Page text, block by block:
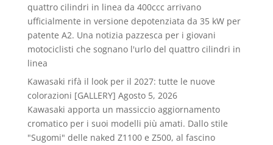
quattro cilindri in linea da 400ccc arrivano
ufficialmente in versione depotenziata da 35 kW per
patente A2. Una notizia pazzesca per i giovani
motociclisti che sognano l'urlo del quattro cilindri in
linea
Kawasaki rifà il look per il 2027: tutte le nuove
colorazioni [GALLERY] Agosto 5, 2026
Kawasaki apporta un massiccio aggiornamento
cromatico per i suoi modelli più amati. Dallo stile
"Sugomi" delle naked Z1100 e Z500, al fascino